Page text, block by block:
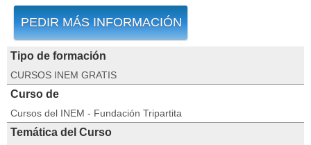
PEDIR MÁS INFORMACIÓN
Tipo de formación
CURSOS INEM GRATIS
Curso de
Cursos del INEM - Fundación Tripartita
Temática del Curso